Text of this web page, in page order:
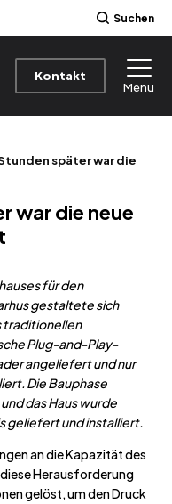
Suchen
Kontakt
Menu
später war die
war die neue
für den
gestaltete sich
traditionellen
Plug-and-Play-
angeliefert und nur
Die Bauphase
das Haus wurde
geliefert und installiert.
an die Kapazität des
Herausforderung
gelöst, um den Druck